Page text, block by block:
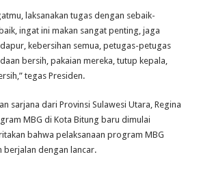
laksanakan tugas dengan sebaik-
ingat ini makan sangat penting, jaga
kebersihan semua, petugas-petugas
bersih, pakaian mereka, tutup kepala,
tegas Presiden.
sarjana dari Provinsi Sulawesi Utara, Regina
MBG di Kota Bitung baru dimulai
bahwa pelaksanaan program MBG
berjalan dengan lancar.